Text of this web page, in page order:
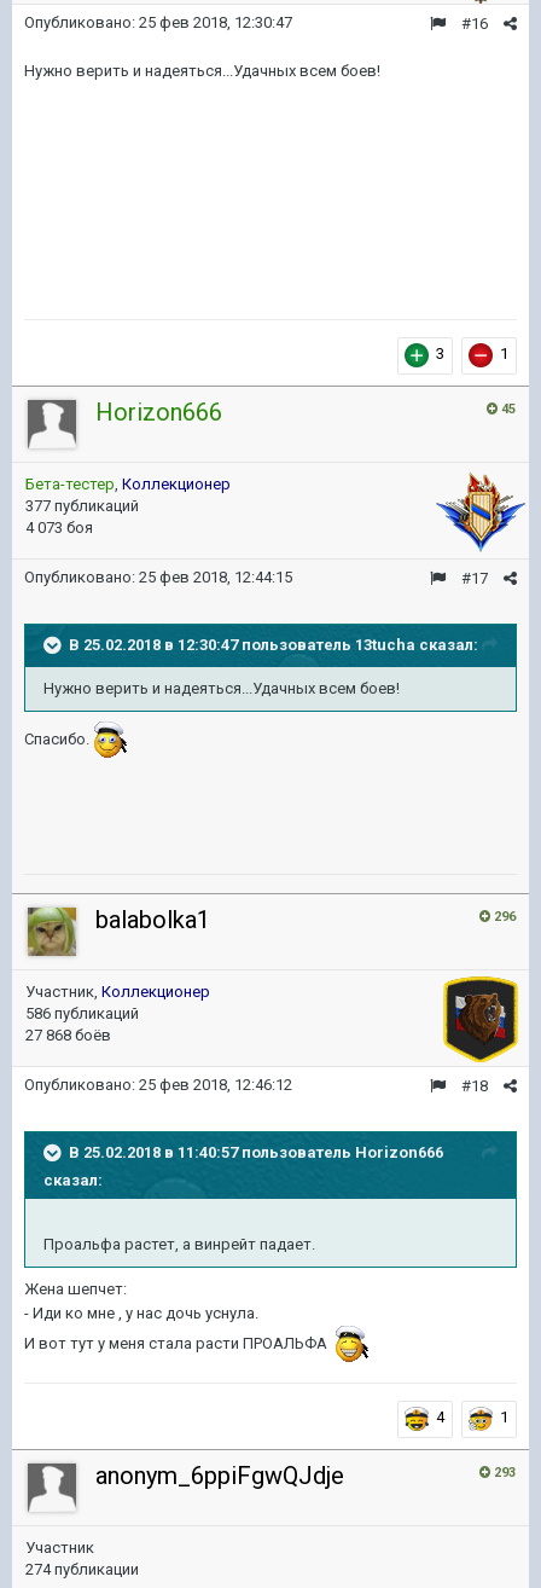
#16
Опубликовано: 25 фев 2018, 12:30:47
Нужно верить и надеяться...Удачных всем боев!
3 1
45
Horizon666
Бета-тестер, Коллекционер
377 публикаций
4 073 боя
#17
Опубликовано: 25 фев 2018, 12:44:15
В 25.02.2018 в 12:30:47 пользователь 13tucha сказал:
Нужно верить и надеяться...Удачных всем боев!
Спасибо.
296
balabolka1
Участник, Коллекционер
586 публикаций
27 868 боёв
#18
Опубликовано: 25 фев 2018, 12:46:12
В 25.02.2018 в 11:40:57 пользователь Horizon666
сказал:
Проальфа растет, а винрейт падает.
Жена шепчет:
- Иди ко мне , у нас дочь уснула.
И вот тут у меня стала расти ПРОАЛЬФА
4 1
293
anonym_6ppiFgwQJdje
Участник
274 публикации